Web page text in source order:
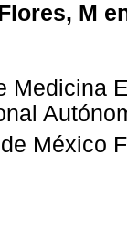
M
Medicina
México